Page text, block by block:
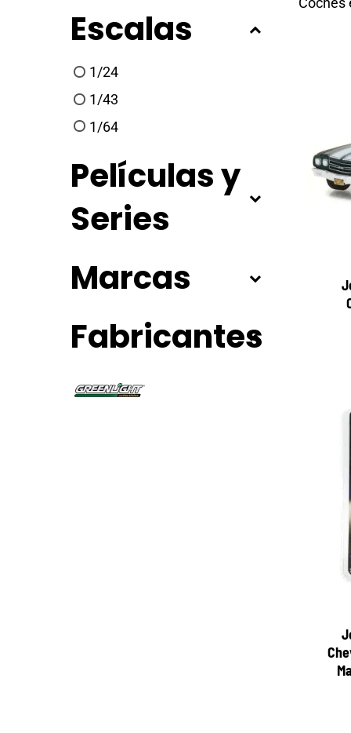
Escalas
1/24
1/43
1/64
Películas y
Series
Marcas
Fabricantes